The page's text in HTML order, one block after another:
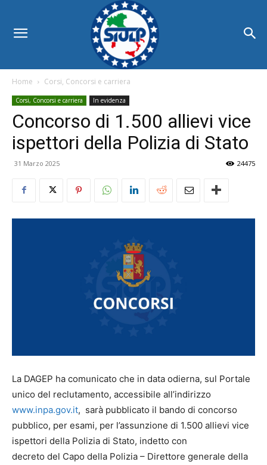
Home Corsi, Concorsi e carriera
Corsi, Concorsi e carriera In evidenza
Concorso di 1.500 allievi vice
ispettori della Polizia di Stato
31 Marzo 2025 24475
La DAGEP ha comunicato che in data odierna, sul Portale
unico del reclutamento, accessibile all’indirizzo
www.inpa.gov.it, sarà pubblicato il bando di concorso
pubblico, per esami, per l’assunzione di 1.500 allievi vice
ispettori della Polizia di Stato, indetto con
decreto del Capo della Polizia – Direttore generale della